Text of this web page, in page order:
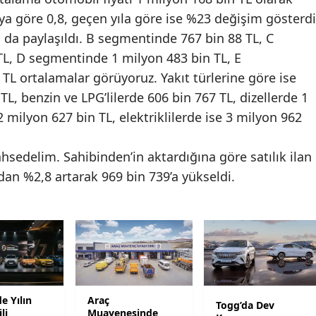
Malatya
Manisa
Kahramanmaraş
Mardin
Muş
Niğde
Ordu
Rize
Sakarya
göre 0,8, geçen yıla göre ise %23 değişim
paylaşıldı. B segmentinde 767 bin 88 TL, C
D segmentinde 1 milyon 483 bin TL, E
ortalamalar görüyoruz. Yakıt türlerine göre ise
benzin ve LPG’lilerde 606 bin 767 TL, dizellerde 1
627 bin TL, elektriklilerde ise 3 milyon 962
Sahibinden’in aktardığına göre satılık ilan
%2,8 artarak 969 bin 739’a yükseldi.
Yılın
Araç
Muayenesinde
Togg’da Dev